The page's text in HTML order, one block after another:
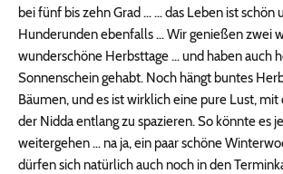
bei fünf bis zehn Grad … … das Leben ist schön
Hunderunden ebenfalls … Wir genießen zwei
wunderschöne Herbsttage … und haben auch
Sonnenschein gehabt. Noch hängt buntes
Bäumen, und es ist wirklich eine pure Lust,
der Nidda entlang zu spazieren. So könnte es
weitergehen … na ja, ein paar schöne
dürfen sich natürlich auch noch in den